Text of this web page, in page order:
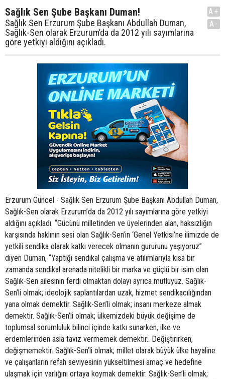
Sağlık Sen Şube Başkanı Duman!
Sağlık Sen Erzurum Şube Başkanı Abdullah Duman,
Sağlık-Sen olarak Erzurum’da da 2012 yılı sayımlarına
göre yetkiyi aldığını açıkladı.
A+
A-
Erzurum Güncel - Sağlık Sen Erzurum Şube Başkanı Abdullah Duman,
Sağlık-Sen olarak Erzurum’da da 2012 yılı sayımlarına göre yetkiyi
aldığını açıkladı. “Gücünü milletinden ve üyelerinden alan, haksızlığın
karşısında haklının sesi olan Sağlık-Sen’in ‘Genel Yetkisi’ne ilimizde de
yetkili sendika olarak katkı verecek olmanın gururunu yaşıyoruz”
diyen Duman, “Yaptığı sendikal çalışma ve atılımlarıyla kısa bir
zamanda sendikal arenada nitelikli bir marka ve güçlü bir isim olan
Sağlık-Sen ailesinin ferdi olmaktan dolayı ayrıca mutluyuz. Sağlık-
Sen’li olmak; ideolojik saplantılardan uzak, hizmet sendikacılığından
yana olmak demektir. Sağlık-Sen’li olmak; insanı merkeze almak
demektir. Sağlık-Sen’li olmak; ülkemizdeki büyük değişime de
toplumsal sorumluluk bilinci içinde katkı sunarken, ilke ve
erdemlerinden asla taviz vermemek demektir.. Değiştirirken,
değişmemektir. Sağlık-Sen’li olmak; millet olarak büyük ülke hayaline
ve çalışanların refah seviyesinin yükseltilmesi amaç ve hedefine
ulaşmak için varlığını ortaya koymak demektir. Sağlık-Sen’li olmak;